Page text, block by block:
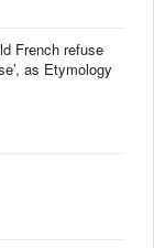
French refuse
as Etymology